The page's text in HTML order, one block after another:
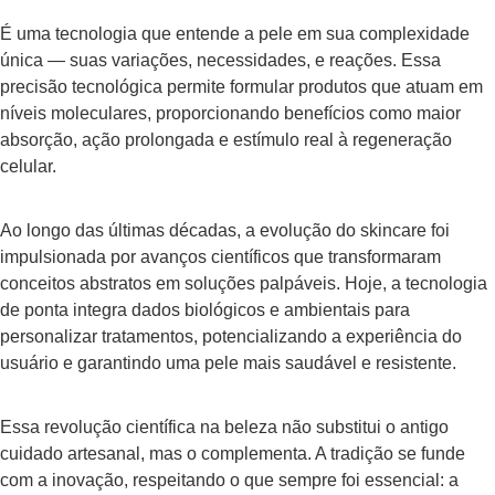
É uma tecnologia que entende a pele em sua complexidade
única — suas variações, necessidades, e reações. Essa
precisão tecnológica permite formular produtos que atuam em
níveis moleculares, proporcionando benefícios como maior
absorção, ação prolongada e estímulo real à regeneração
celular.
Ao longo das últimas décadas, a evolução do skincare foi
impulsionada por avanços científicos que transformaram
conceitos abstratos em soluções palpáveis. Hoje, a tecnologia
de ponta integra dados biológicos e ambientais para
personalizar tratamentos, potencializando a experiência do
usuário e garantindo uma pele mais saudável e resistente.
Essa revolução científica na beleza não substitui o antigo
cuidado artesanal, mas o complementa. A tradição se funde
com a inovação, respeitando o que sempre foi essencial: a